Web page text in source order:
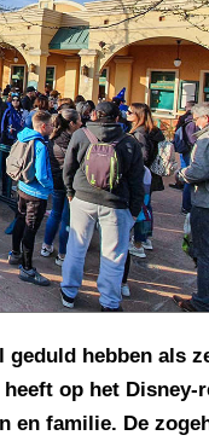
geduld hebben als
op het
en familie. De